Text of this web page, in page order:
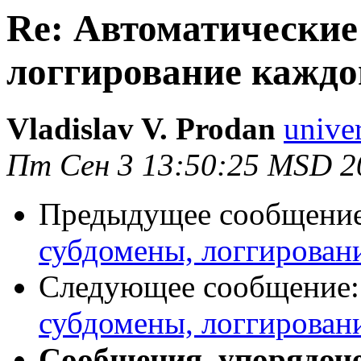
Re:
логгирование
Vladislav V. Prodan
Пт Сен 3 13:50:25 MSD
Предыдущее
субдомены,
Следующее
субдомены,